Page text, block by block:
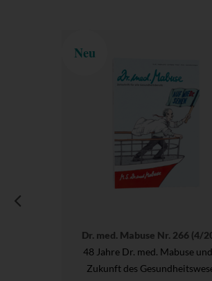
Neu
Dr. med. Mabuse Nr. 266 (4/
48 Jahre Dr. med. Mabuse
Zukunft des